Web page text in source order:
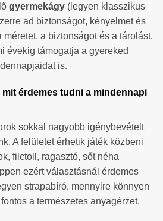
gyermekágy (legyen klasszikus
ad biztonságot, kényelmet és
a biztonságot és a tárolást,
évekig támogatja a gyereked
is.
érdemes tudni a mindennapi
sokkal nagyobb igénybevételt
A felületet érhetik játék közbeni
filctoll, ragasztó, sőt néha
ezért választásnál érdemes
strapabíró, mennyire könnyen
a természetes anyagérzet.